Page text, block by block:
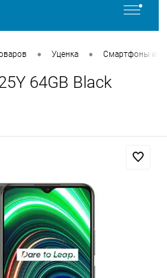
• Уценка • Смартфоны из
64GB Black
только
банка